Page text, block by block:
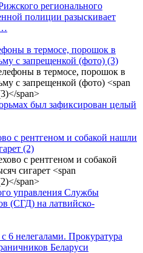
регионального
полиции разыскивает
в термосе, порошок в
с запрещенкой (фото) (3)
был зафиксирован целый
с рентгеном и собакой нашли
(2)
управления Службы
(СГД) на латвийско-
6 нелегалами. Прокуратура
Беларуси